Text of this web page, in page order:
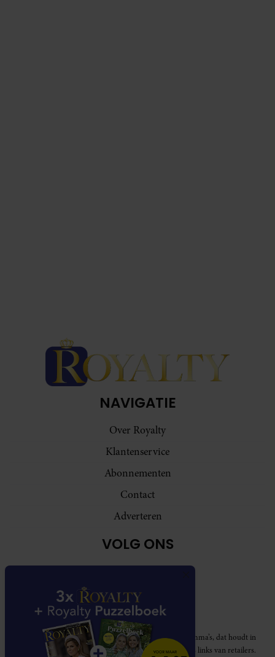
NAVIGATIE
Over Royalty
Klantenservice
Abonnementen
Contact
Adverteren
VOLG ONS
Royalty participeert in diverse affiliate marketing programma’s, dat houdt in
dat Royalty commissies ontvangt voor aankopen middels links van retailers.